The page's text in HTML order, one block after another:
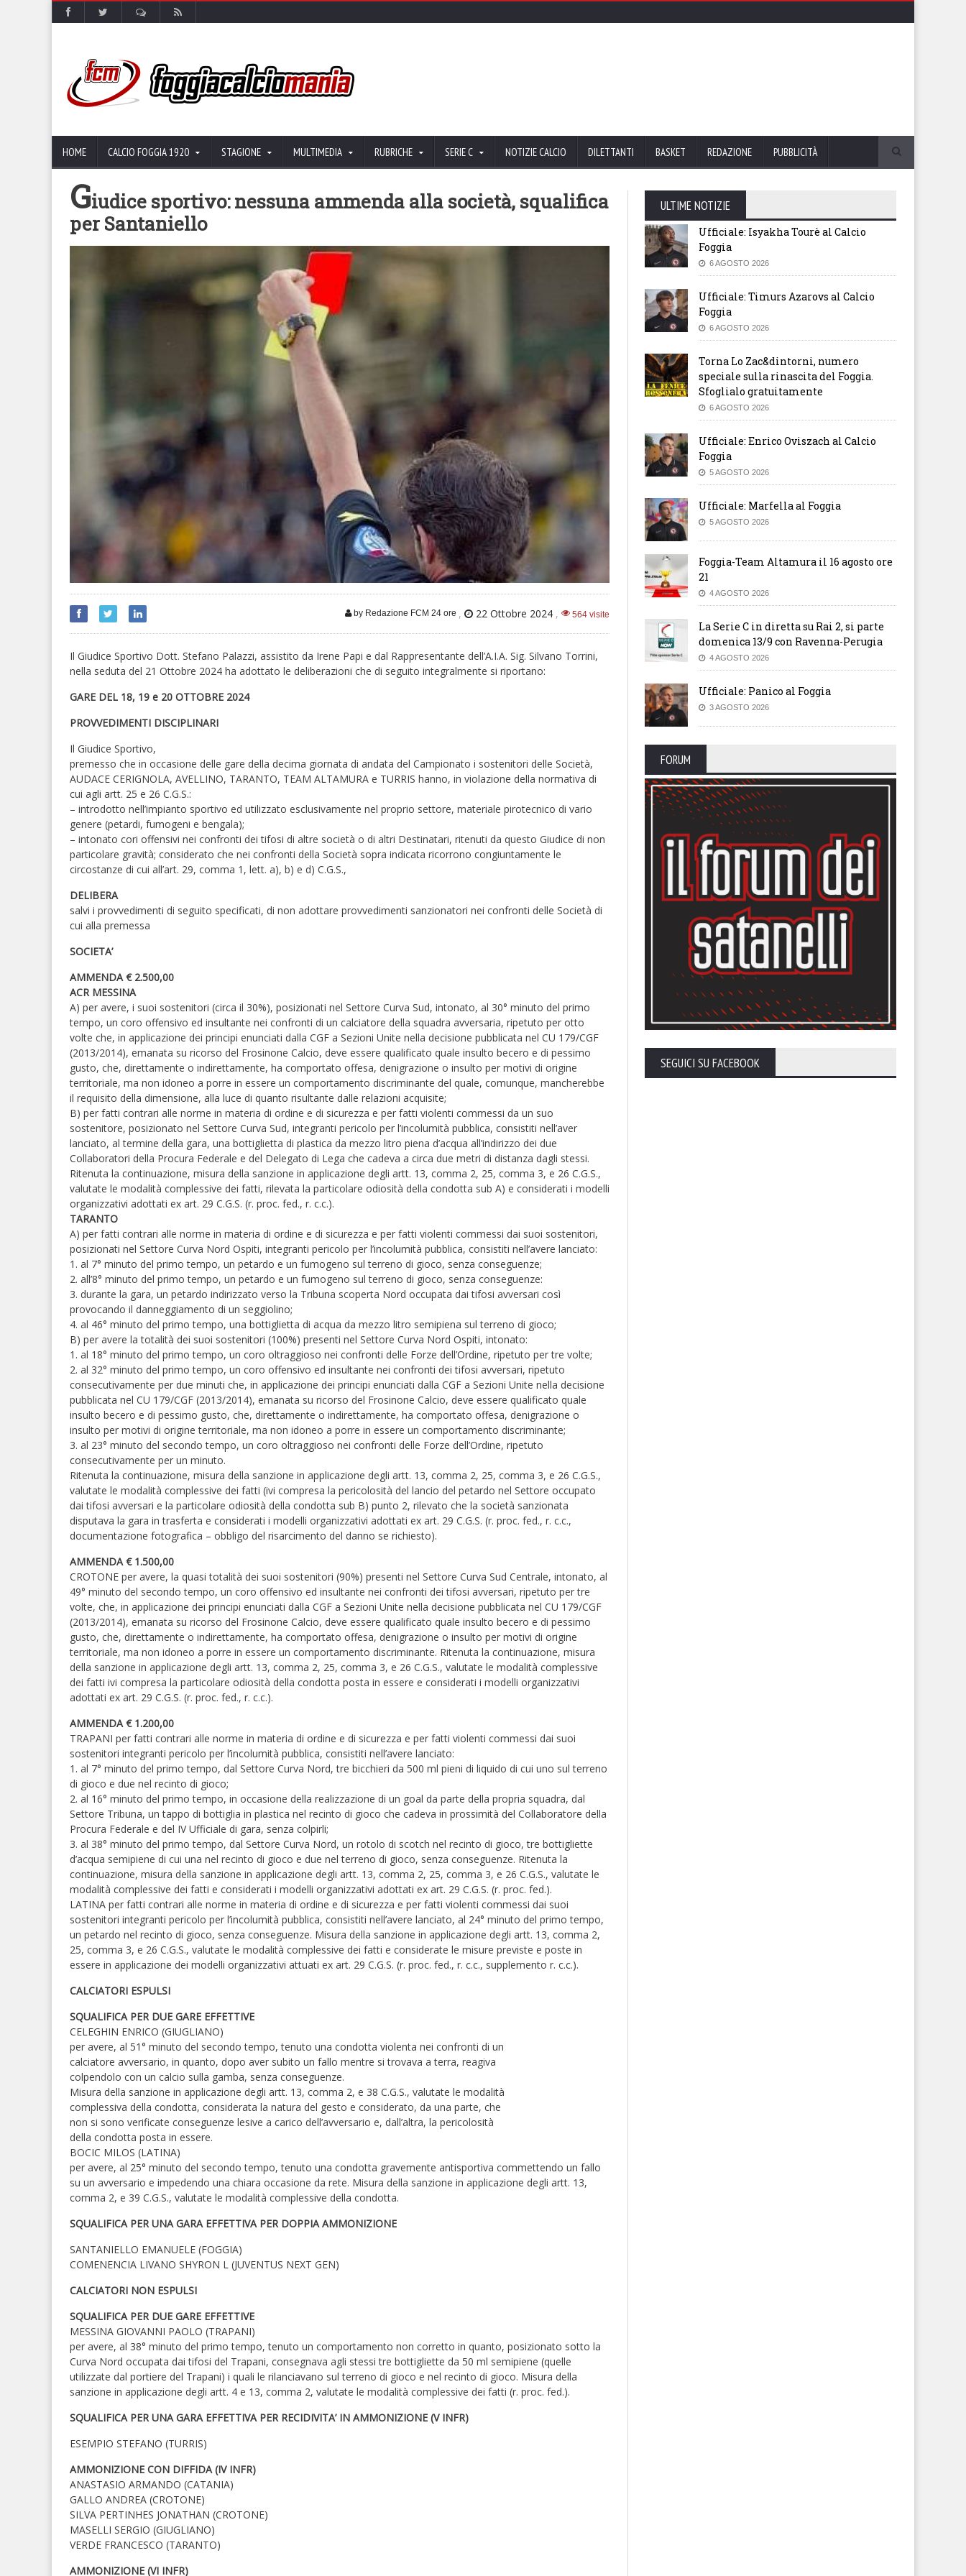
HOME CALCIO FOGGIA 1920 STAGIONE MULTIMEDIA RUBRICHE SERIE C NOTIZIE CALCIO DILETTANTI BASKET REDAZIONE PUBBLICITÀ
Giudice sportivo: nessuna ammenda alla società, squalifica
per Santaniello
by Redazione FCM 24 ore , 22 Ottobre 2024 , 564 visite
Il Giudice Sportivo Dott. Stefano Palazzi, assistito da Irene Papi e dal Rappresentante dell’A.I.A. Sig. Silvano Torrini,
nella seduta del 21 Ottobre 2024 ha adottato le deliberazioni che di seguito integralmente si riportano:
GARE DEL 18, 19 e 20 OTTOBRE 2024
PROVVEDIMENTI DISCIPLINARI
Il Giudice Sportivo,
premesso che in occasione delle gare della decima giornata di andata del Campionato i sostenitori delle Società,
AUDACE CERIGNOLA, AVELLINO, TARANTO, TEAM ALTAMURA e TURRIS hanno, in violazione della normativa di
cui agli artt. 25 e 26 C.G.S.:
– introdotto nell’impianto sportivo ed utilizzato esclusivamente nel proprio settore, materiale pirotecnico di vario
genere (petardi, fumogeni e bengala);
– intonato cori offensivi nei confronti dei tifosi di altre società o di altri Destinatari, ritenuti da questo Giudice di non
particolare gravità; considerato che nei confronti della Società sopra indicata ricorrono congiuntamente le
circostanze di cui all’art. 29, comma 1, lett. a), b) e d) C.G.S.,
DELIBERA
salvi i provvedimenti di seguito specificati, di non adottare provvedimenti sanzionatori nei confronti delle Società di
cui alla premessa
SOCIETA’
AMMENDA € 2.500,00
ACR MESSINA
A) per avere, i suoi sostenitori (circa il 30%), posizionati nel Settore Curva Sud, intonato, al 30° minuto del primo
tempo, un coro offensivo ed insultante nei confronti di un calciatore della squadra avversaria, ripetuto per otto
volte che, in applicazione dei principi enunciati dalla CGF a Sezioni Unite nella decisione pubblicata nel CU 179/CGF
(2013/2014), emanata su ricorso del Frosinone Calcio, deve essere qualificato quale insulto becero e di pessimo
gusto, che, direttamente o indirettamente, ha comportato offesa, denigrazione o insulto per motivi di origine
territoriale, ma non idoneo a porre in essere un comportamento discriminante del quale, comunque, mancherebbe
il requisito della dimensione, alla luce di quanto risultante dalle relazioni acquisite;
B) per fatti contrari alle norme in materia di ordine e di sicurezza e per fatti violenti commessi da un suo
sostenitore, posizionato nel Settore Curva Sud, integranti pericolo per l’incolumità pubblica, consistiti nell’aver
lanciato, al termine della gara, una bottiglietta di plastica da mezzo litro piena d’acqua all’indirizzo dei due
Collaboratori della Procura Federale e del Delegato di Lega che cadeva a circa due metri di distanza dagli stessi.
Ritenuta la continuazione, misura della sanzione in applicazione degli artt. 13, comma 2, 25, comma 3, e 26 C.G.S.,
valutate le modalità complessive dei fatti, rilevata la particolare odiosità della condotta sub A) e considerati i modelli
organizzativi adottati ex art. 29 C.G.S. (r. proc. fed., r. c.c.).
TARANTO
A) per fatti contrari alle norme in materia di ordine e di sicurezza e per fatti violenti commessi dai suoi sostenitori,
posizionati nel Settore Curva Nord Ospiti, integranti pericolo per l’incolumità pubblica, consistiti nell’avere lanciato:
1. al 7° minuto del primo tempo, un petardo e un fumogeno sul terreno di gioco, senza conseguenze;
2. all’8° minuto del primo tempo, un petardo e un fumogeno sul terreno di gioco, senza conseguenze:
3. durante la gara, un petardo indirizzato verso la Tribuna scoperta Nord occupata dai tifosi avversari così
provocando il danneggiamento di un seggiolino;
4. al 46° minuto del primo tempo, una bottiglietta di acqua da mezzo litro semipiena sul terreno di gioco;
B) per avere la totalità dei suoi sostenitori (100%) presenti nel Settore Curva Nord Ospiti, intonato:
1. al 18° minuto del primo tempo, un coro oltraggioso nei confronti delle Forze dell’Ordine, ripetuto per tre volte;
2. al 32° minuto del primo tempo, un coro offensivo ed insultante nei confronti dei tifosi avversari, ripetuto
consecutivamente per due minuti che, in applicazione dei principi enunciati dalla CGF a Sezioni Unite nella decisione
pubblicata nel CU 179/CGF (2013/2014), emanata su ricorso del Frosinone Calcio, deve essere qualificato quale
insulto becero e di pessimo gusto, che, direttamente o indirettamente, ha comportato offesa, denigrazione o
insulto per motivi di origine territoriale, ma non idoneo a porre in essere un comportamento discriminante;
3. al 23° minuto del secondo tempo, un coro oltraggioso nei confronti delle Forze dell’Ordine, ripetuto
consecutivamente per un minuto.
Ritenuta la continuazione, misura della sanzione in applicazione degli artt. 13, comma 2, 25, comma 3, e 26 C.G.S.,
valutate le modalità complessive dei fatti (ivi compresa la pericolosità del lancio del petardo nel Settore occupato
dai tifosi avversari e la particolare odiosità della condotta sub B) punto 2, rilevato che la società sanzionata
disputava la gara in trasferta e considerati i modelli organizzativi adottati ex art. 29 C.G.S. (r. proc. fed., r. c.c.,
documentazione fotografica – obbligo del risarcimento del danno se richiesto).
AMMENDA € 1.500,00
CROTONE per avere, la quasi totalità dei suoi sostenitori (90%) presenti nel Settore Curva Sud Centrale, intonato, al
49° minuto del secondo tempo, un coro offensivo ed insultante nei confronti dei tifosi avversari, ripetuto per tre
volte, che, in applicazione dei principi enunciati dalla CGF a Sezioni Unite nella decisione pubblicata nel CU 179/CGF
(2013/2014), emanata su ricorso del Frosinone Calcio, deve essere qualificato quale insulto becero e di pessimo
gusto, che, direttamente o indirettamente, ha comportato offesa, denigrazione o insulto per motivi di origine
territoriale, ma non idoneo a porre in essere un comportamento discriminante. Ritenuta la continuazione, misura
della sanzione in applicazione degli artt. 13, comma 2, 25, comma 3, e 26 C.G.S., valutate le modalità complessive
dei fatti ivi compresa la particolare odiosità della condotta posta in essere e considerati i modelli organizzativi
adottati ex art. 29 C.G.S. (r. proc. fed., r. c.c.).
AMMENDA € 1.200,00
TRAPANI per fatti contrari alle norme in materia di ordine e di sicurezza e per fatti violenti commessi dai suoi
sostenitori integranti pericolo per l’incolumità pubblica, consistiti nell’avere lanciato:
1. al 7° minuto del primo tempo, dal Settore Curva Nord, tre bicchieri da 500 ml pieni di liquido di cui uno sul terreno
di gioco e due nel recinto di gioco;
2. al 16° minuto del primo tempo, in occasione della realizzazione di un goal da parte della propria squadra, dal
Settore Tribuna, un tappo di bottiglia in plastica nel recinto di gioco che cadeva in prossimità del Collaboratore della
Procura Federale e del IV Ufficiale di gara, senza colpirli;
3. al 38° minuto del primo tempo, dal Settore Curva Nord, un rotolo di scotch nel recinto di gioco, tre bottigliette
d’acqua semipiene di cui una nel recinto di gioco e due nel terreno di gioco, senza conseguenze. Ritenuta la
continuazione, misura della sanzione in applicazione degli artt. 13, comma 2, 25, comma 3, e 26 C.G.S., valutate le
modalità complessive dei fatti e considerati i modelli organizzativi adottati ex art. 29 C.G.S. (r. proc. fed.).
LATINA per fatti contrari alle norme in materia di ordine e di sicurezza e per fatti violenti commessi dai suoi
sostenitori integranti pericolo per l’incolumità pubblica, consistiti nell’avere lanciato, al 24° minuto del primo tempo,
un petardo nel recinto di gioco, senza conseguenze. Misura della sanzione in applicazione degli artt. 13, comma 2,
25, comma 3, e 26 C.G.S., valutate le modalità complessive dei fatti e considerate le misure previste e poste in
essere in applicazione dei modelli organizzativi attuati ex art. 29 C.G.S. (r. proc. fed., r. c.c., supplemento r. c.c.).
CALCIATORI ESPULSI
SQUALIFICA PER DUE GARE EFFETTIVE
CELEGHIN ENRICO (GIUGLIANO)
per avere, al 51° minuto del secondo tempo, tenuto una condotta violenta nei confronti di un
calciatore avversario, in quanto, dopo aver subito un fallo mentre si trovava a terra, reagiva
colpendolo con un calcio sulla gamba, senza conseguenze.
Misura della sanzione in applicazione degli artt. 13, comma 2, e 38 C.G.S., valutate le modalità
complessiva della condotta, considerata la natura del gesto e considerato, da una parte, che
non si sono verificate conseguenze lesive a carico dell’avversario e, dall’altra, la pericolosità
della condotta posta in essere.
BOCIC MILOS (LATINA)
per avere, al 25° minuto del secondo tempo, tenuto una condotta gravemente antisportiva commettendo un fallo
su un avversario e impedendo una chiara occasione da rete. Misura della sanzione in applicazione degli artt. 13,
comma 2, e 39 C.G.S., valutate le modalità complessive della condotta.
SQUALIFICA PER UNA GARA EFFETTIVA PER DOPPIA AMMONIZIONE
SANTANIELLO EMANUELE (FOGGIA)
COMENENCIA LIVANO SHYRON L (JUVENTUS NEXT GEN)
CALCIATORI NON ESPULSI
SQUALIFICA PER DUE GARE EFFETTIVE
MESSINA GIOVANNI PAOLO (TRAPANI)
per avere, al 38° minuto del primo tempo, tenuto un comportamento non corretto in quanto, posizionato sotto la
Curva Nord occupata dai tifosi del Trapani, consegnava agli stessi tre bottigliette da 50 ml semipiene (quelle
utilizzate dal portiere del Trapani) i quali le rilanciavano sul terreno di gioco e nel recinto di gioco. Misura della
sanzione in applicazione degli artt. 4 e 13, comma 2, valutate le modalità complessive dei fatti (r. proc. fed.).
SQUALIFICA PER UNA GARA EFFETTIVA PER RECIDIVITA’ IN AMMONIZIONE (V INFR)
ESEMPIO STEFANO (TURRIS)
AMMONIZIONE CON DIFFIDA (IV INFR)
ANASTASIO ARMANDO (CATANIA)
GALLO ANDREA (CROTONE)
SILVA PERTINHES JONATHAN (CROTONE)
MASELLI SERGIO (GIUGLIANO)
VERDE FRANCESCO (TARANTO)
AMMONIZIONE (VI INFR)
ULTIME NOTIZIE
Ufficiale: Isyakha Tourè al Calcio
Foggia
6 AGOSTO 2026
Ufficiale: Timurs Azarovs al Calcio
Foggia
6 AGOSTO 2026
Torna Lo Zac&dintorni, numero
speciale sulla rinascita del Foggia.
Sfoglialo gratuitamente
6 AGOSTO 2026
Ufficiale: Enrico Oviszach al Calcio
Foggia
5 AGOSTO 2026
Ufficiale: Marfella al Foggia
5 AGOSTO 2026
Foggia-Team Altamura il 16 agosto ore
21
4 AGOSTO 2026
La Serie C in diretta su Rai 2, si parte
domenica 13/9 con Ravenna-Perugia
4 AGOSTO 2026
Ufficiale: Panico al Foggia
3 AGOSTO 2026
FORUM
SEGUICI SU FACEBOOK